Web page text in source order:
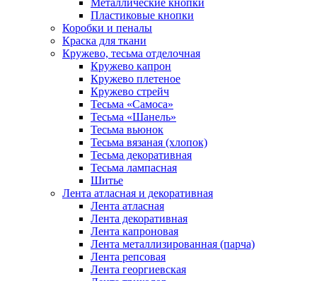
Пластиковые кнопки
Коробки и пеналы
Краска для ткани
Кружево, тесьма отделочная
Кружево капрон
Кружево плетеное
Кружево стрейч
Тесьма «Самоса»
Тесьма «Шанель»
Тесьма вьюнок
Тесьма вязаная (хлопок)
Тесьма декоративная
Тесьма лампасная
Шитье
Лента атласная и декоративная
Лента атласная
Лента декоративная
Лента капроновая
Лента металлизированная (парча)
Лента репсовая
Лента георгиевская